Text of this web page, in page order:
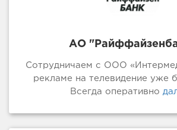
АО
Сотрудничаем с ООО
рекламе на телевидение уже
Всегда оперативно